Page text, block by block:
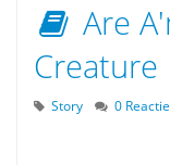
Are
Story 0